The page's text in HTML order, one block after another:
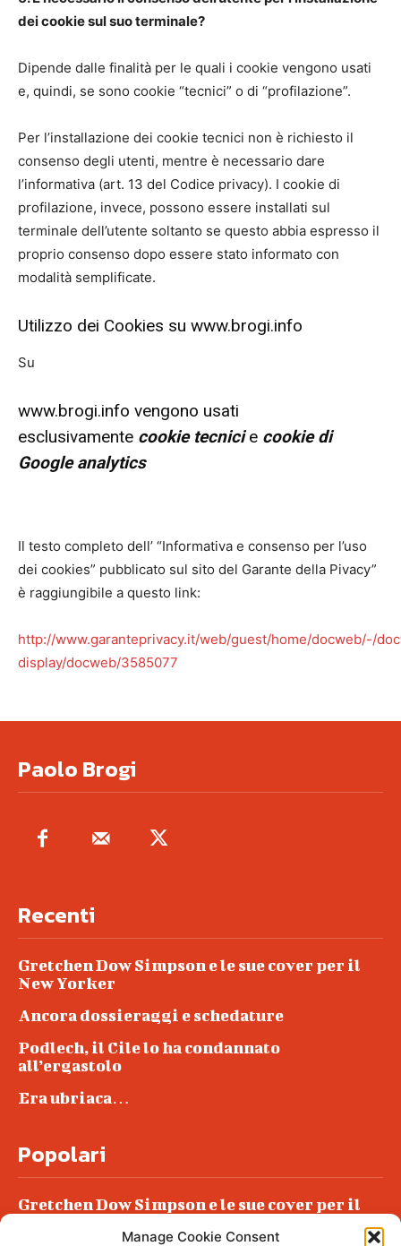
Manage Cookie Consent
dei cookie sul suo terminale?
Dipende dalle finalità per le quali i cookie vengono usati
e, quindi, se sono cookie “tecnici” o di “profilazione”.
Per l’installazione dei cookie tecnici non è richiesto il
consenso degli utenti, mentre è necessario dare
l’informativa (art. 13 del Codice privacy). I cookie di
profilazione, invece, possono essere installati sul
terminale dell’utente soltanto se questo abbia espresso il
proprio consenso dopo essere stato informato con
modalità semplificate.
Utilizzo dei Cookies su www.brogi.info
Su
www.brogi.info vengono usati
esclusivamente cookie tecnicie cookie di
Google analytics
Il testo completo dell’ “Informativa e consenso per l’uso
dei cookies” pubblicato sul sito del Garante della Pivacy”
è raggiungibile a questo link:
http://www.garanteprivacy.it/web/guest/home/docweb/-/
display/docweb/3585077
Paolo Brogi
Recenti
Gretchen Dow Simpson e le sue cover per il
New Yorker
Ancora dossieraggi e schedature
Podlech, il Cile lo ha condannato
all’ergastolo
Era ubriaca…
Popolari
Gretchen Dow Simpson e le sue cover per il